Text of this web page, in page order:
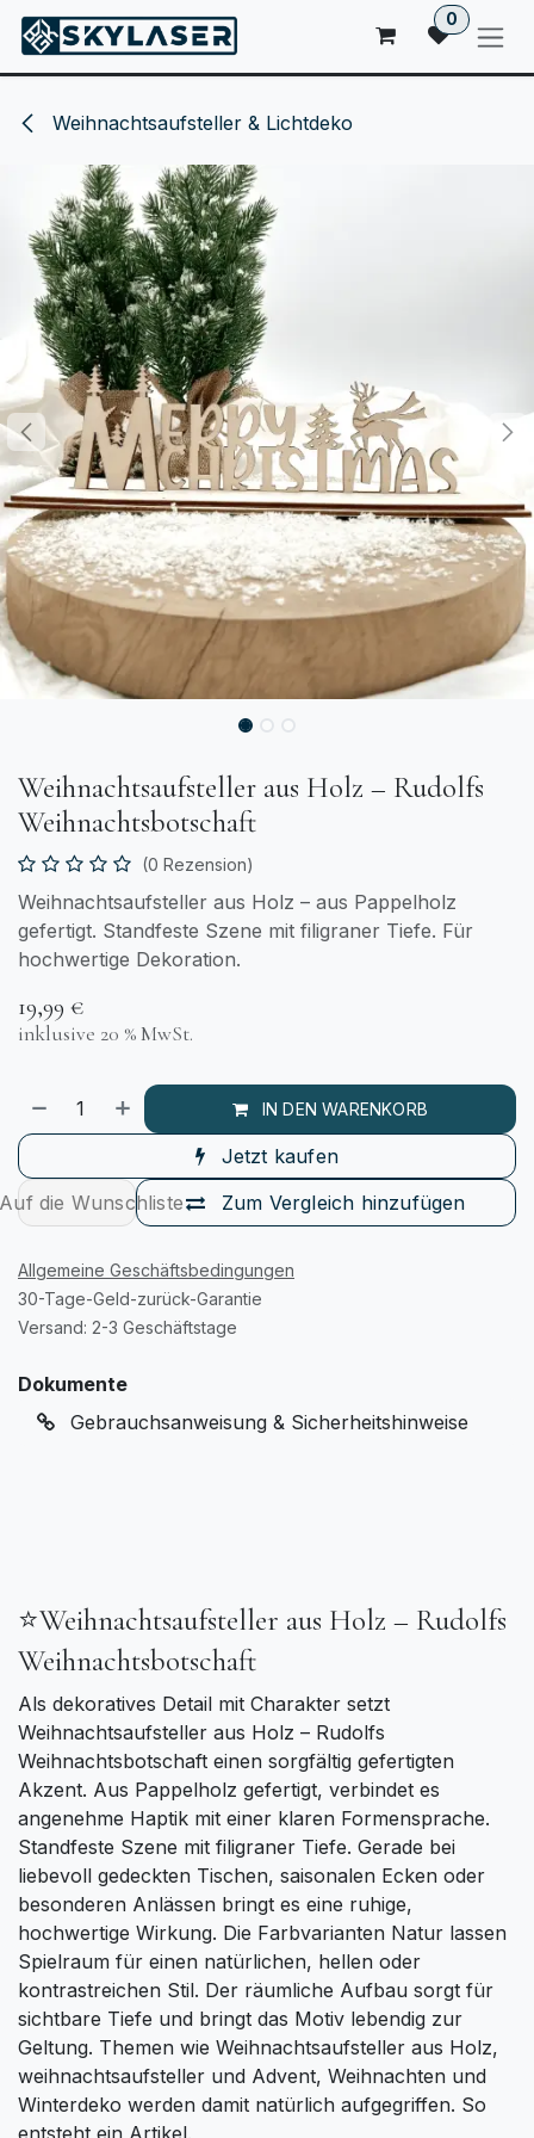
0
Weihnachtsaufsteller & Lichtdeko
Weihnachtsaufsteller aus Holz – Rudolfs
Weihnachtsbotschaft
(0 Rezension)
Weihnachtsaufsteller aus Holz – aus Pappelholz
gefertigt. Standfeste Szene mit filigraner Tiefe. Für
hochwertige Dekoration.
19,99 €
inklusive 20 % MwSt.
IN DEN WARENKORB
Jetzt kaufen
Zum Vergleich hinzufügen
Auf die Wunschliste
Allgemeine Geschäftsbedingungen
30-Tage-Geld-zurück-Garantie
Versand: 2-3 Geschäftstage
Dokumente
Gebrauchsanweisung & Sicherheitshinweise
⭐Weihnachtsaufsteller aus Holz – Rudolfs
Weihnachtsbotschaft
Als dekoratives Detail mit Charakter setzt
Weihnachtsaufsteller aus Holz – Rudolfs
Weihnachtsbotschaft einen sorgfältig gefertigten
Akzent. Aus Pappelholz gefertigt, verbindet es
angenehme Haptik mit einer klaren Formensprache.
Standfeste Szene mit filigraner Tiefe. Gerade bei
liebevoll gedeckten Tischen, saisonalen Ecken oder
besonderen Anlässen bringt es eine ruhige,
hochwertige Wirkung. Die Farbvarianten Natur lassen
Spielraum für einen natürlichen, hellen oder
kontrastreichen Stil. Der räumliche Aufbau sorgt für
sichtbare Tiefe und bringt das Motiv lebendig zur
Geltung. Themen wie Weihnachtsaufsteller aus Holz,
weihnachtsaufsteller und Advent, Weihnachten und
Winterdeko werden damit natürlich aufgegriffen. So
entsteht ein Artikel.